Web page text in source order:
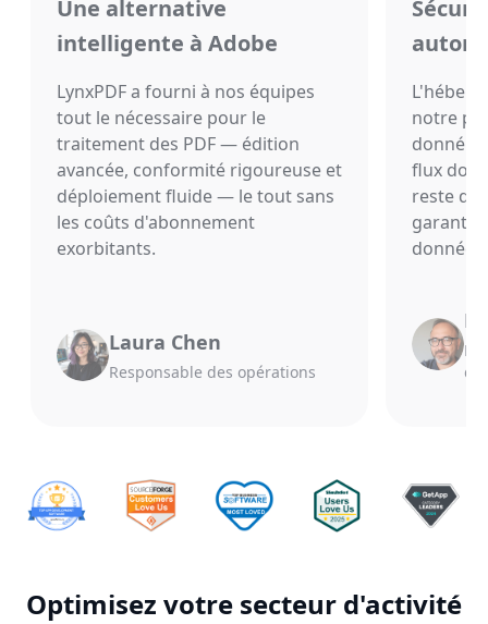
Une alternative
intelligente à Adobe
LynxPDF a fourni à nos équipes
tout le nécessaire pour le
traitement des PDF — édition
avancée, conformité rigoureuse et
déploiement fluide — le tout sans
les coûts d'abonnement
exorbitants.
Laura Chen
Responsable des opérations
notre
donné
flux
reste
Optimisez votre secteur d'activité